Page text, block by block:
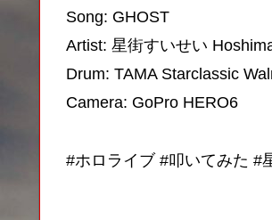
Song: GHOST
Artist: 星街すいせい
Drum: TAMA Starclassic
Camera: GoPro HERO6
#ホロライブ #叩いてみた #